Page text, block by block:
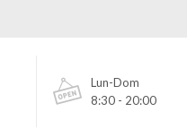
Lun-Dom
8:30 - 20:00